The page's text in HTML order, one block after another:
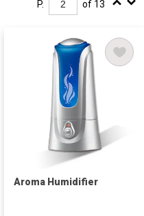
P. of 13
Aroma Humidifier